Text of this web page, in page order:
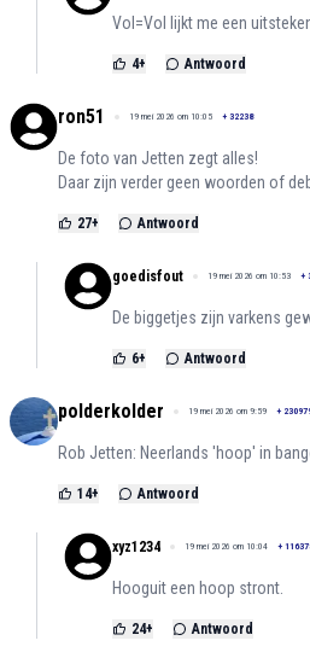
Vol=Vol lijkt me een
4+ Antwoord
ron51 19 mei 2026 om 10:05 + 32238
De foto van Jetten zegt alles!
Daar zijn verder geen woorden of
27+ Antwoord
goedisfout 19 mei 2026 om 10:53 +
De biggetjes zijn varkens
6+ Antwoord
polderkolder 19 mei 2026 om 9:59 +
Rob Jetten: Neerlands 'hoop' in
14+ Antwoord
xyz1234 19 mei 2026 om 10:04 +
Hooguit een hoop stront.
24+ Antwoord